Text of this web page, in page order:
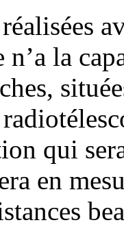
n’a la
qui
en